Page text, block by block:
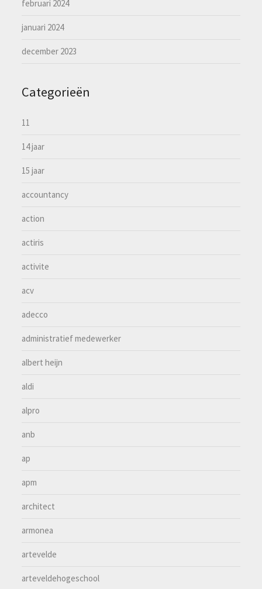
februari 2024
januari 2024
december 2023
Categorieën
11
14 jaar
15 jaar
accountancy
action
actiris
activite
acv
adecco
administratief medewerker
albert heijn
aldi
alpro
anb
ap
apm
architect
armonea
artevelde
arteveldehogeschool